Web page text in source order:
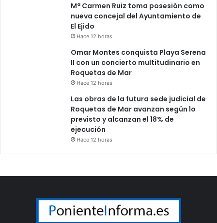
Mª Carmen Ruiz toma posesión como
nueva concejal del Ayuntamiento de
El Ejido
Hace 12 horas
Omar Montes conquista Playa Serena
II con un concierto multitudinario en
Roquetas de Mar
Hace 12 horas
Las obras de la futura sede judicial de
Roquetas de Mar avanzan según lo
previsto y alcanzan el 18% de
ejecución
Hace 12 horas